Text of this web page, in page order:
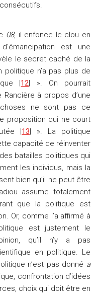
08, il enfonce le clou en
est une
le secret caché de la
n’a pas plus de
|12| ». On pourrait
à propos d’une
ne sont pas ce
proposition qui ne court
|13| ». La politique
capacité de réinventer
batailles politiques qui
les individus, mais la
bien qu’il ne peut être
assume totalement
que la politique est
Or, comme l’a affirmé à
est justement le
qu’il n’y a pas
en politique. Le
n’est pas donné a
confrontation d’idées
choix qui doit être en